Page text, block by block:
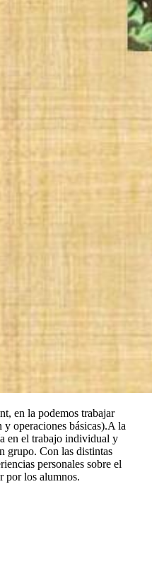
en la podemos trabajar
operaciones básicas).A la
en el trabajo individual y
grupo. Con las distintas
personales sobre el
por los alumnos.